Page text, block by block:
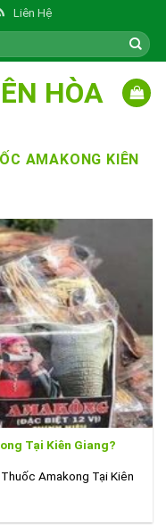
Liên Hệ
HÒA
AMAKONG KIÊN
Tại Kiên Giang?
Amakong Tại Kiên